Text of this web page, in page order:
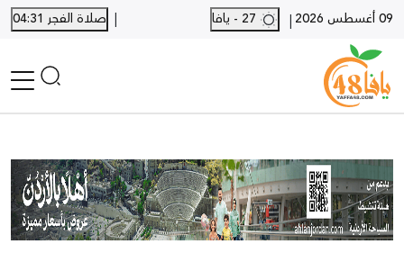
09 أغسطس 2026 |
| صلاة الفجر 04:31
أخبار محلية
أخبار يافا
SHORTS
أخبار اللد والرملة